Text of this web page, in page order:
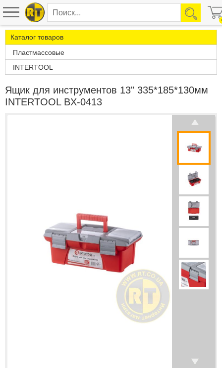
Каталог товаров
Пластмассовые
INTERTOOL
Ящик для инструментов 13" 335*185*130мм
INTERTOOL BX-0413